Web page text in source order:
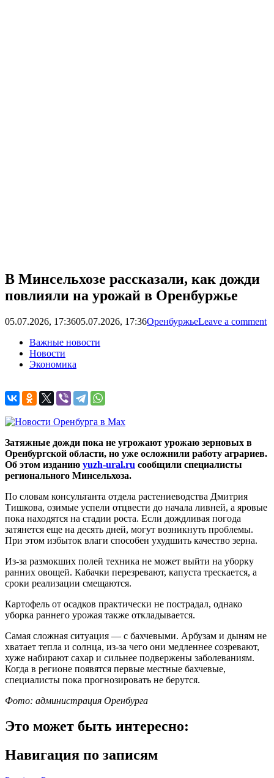
В Минсельхозе рассказали, как дожди
повлияли на урожай в Оренбуржье
05.07.2026, 17:3605.07.2026, 17:36ОренбуржьеLeave a comment
Важные новости
Новости
Экономика
Затяжные дожди пока не угрожают урожаю зерновых в
Оренбургской области, но уже осложнили работу аграриев.
Об этом изданию yuzh-ural.ru сообщили специалисты
регионального Минсельхоза.
По словам консультанта отдела растениеводства Дмитрия
Тишкова, озимые успели отцвести до начала ливней, а яровые
пока находятся на стадии роста. Если дождливая погода
затянется еще на десять дней, могут возникнуть проблемы.
При этом избыток влаги способен ухудшить качество зерна.
Из-за размокших полей техника не может выйти на уборку
ранних овощей. Кабачки перезревают, капуста трескается, а
сроки реализации смещаются.
Картофель от осадков практически не пострадал, однако
уборка раннего урожая также откладывается.
Самая сложная ситуация — с бахчевыми. Арбузам и дыням не
хватает тепла и солнца, из-за чего они медленнее созревают,
хуже набирают сахар и сильнее подвержены заболеваниям.
Когда в регионе появятся первые местные бахчевые,
специалисты пока прогнозировать не берутся.
Фото: администрация Оренбурга
Это может быть интересно:
Навигация по записям